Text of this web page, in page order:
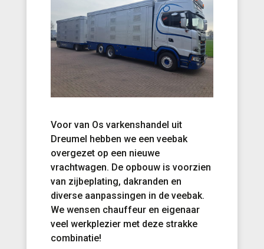
Voor van Os varkenshandel uit
Dreumel hebben we een veebak
overgezet op een nieuwe
vrachtwagen. De opbouw is voorzien
van zijbeplating, dakranden en
diverse aanpassingen in de veebak.
We wensen chauffeur en eigenaar
veel werkplezier met deze strakke
combinatie!